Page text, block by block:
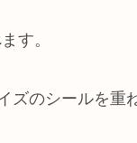
す。
ズのシールを重